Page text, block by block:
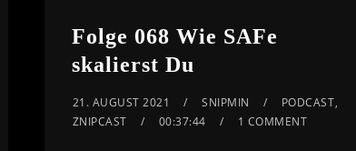
Folge 068 Wie SAFe
skalierst Du
21. AUGUST 2021 SNIPMIN PODCAST,
ZNIPCAST
00:37:44 1 COMMENT